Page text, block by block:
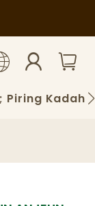
Piring